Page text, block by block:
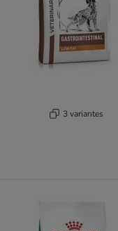
3 variantes